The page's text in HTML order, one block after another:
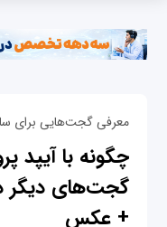
معرفی گجت‌هایی برای
چگونه با آیپد
گجت‌های دیگر
+ عکس